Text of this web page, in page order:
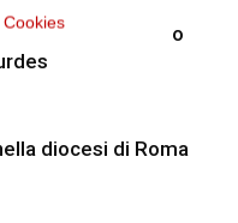
il pellegrinaggio
diocesi di Roma